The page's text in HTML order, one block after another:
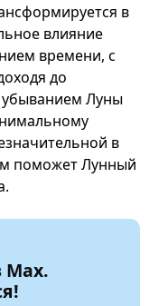
в
влияние
времени, с
до
убыванием Луны
в
поможет Лунный